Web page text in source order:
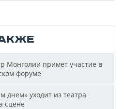
Монголии примет участие в
форуме
днем» уходит из театра
сцене